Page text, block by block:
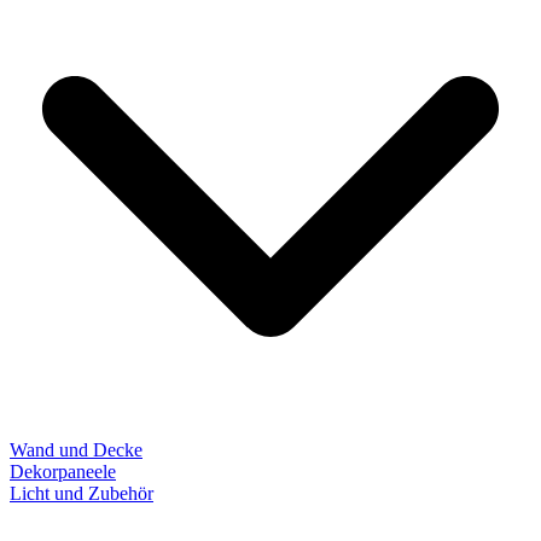
Wand und Decke
Dekorpaneele
Licht und Zubehör